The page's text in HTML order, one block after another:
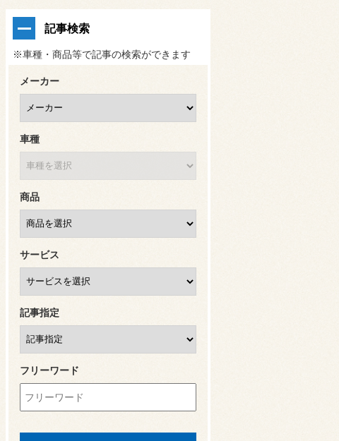
記事検索
※車種・商品等で記事の検索ができます
メーカー
車種
商品
サービス
記事指定
フリーワード